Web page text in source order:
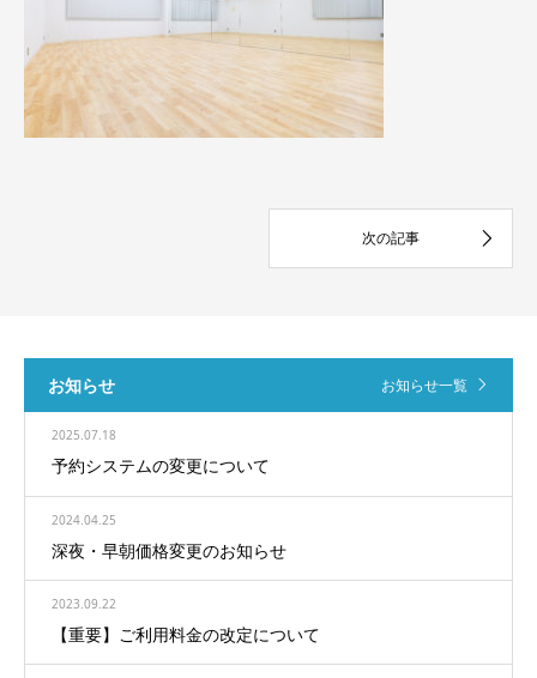
お知らせ お知らせ一覧
2025.07.18
予約システムの変更について
2024.04.25
深夜・早朝価格変更のお知らせ
2023.09.22
【重要】ご利用料金の改定について